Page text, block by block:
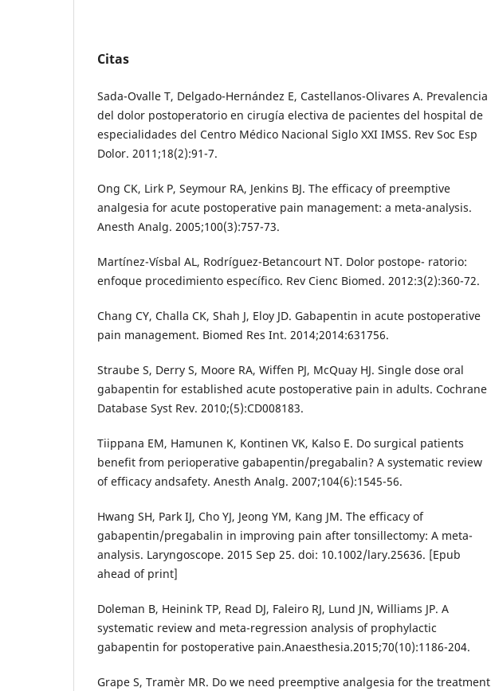
Citas
Sada-Ovalle T, Delgado-Hernández E, Castellanos-Olivares A. Prevalencia
del dolor postoperatorio en cirugía electiva de pacientes del hospital de
especialidades del Centro Médico Nacional Siglo XXI IMSS. Rev Soc Esp
Dolor. 2011;18(2):91-7.
Ong CK, Lirk P, Seymour RA, Jenkins BJ. The efficacy of preemptive
analgesia for acute postoperative pain management: a meta-analysis.
Anesth Analg. 2005;100(3):757-73.
Martínez-Vísbal AL, Rodríguez-Betancourt NT. Dolor postope- ratorio:
enfoque procedimiento específico. Rev Cienc Biomed. 2012:3(2):360-72.
Chang CY, Challa CK, Shah J, Eloy JD. Gabapentin in acute postoperative
pain management. Biomed Res Int. 2014;2014:631756.
Straube S, Derry S, Moore RA, Wiffen PJ, McQuay HJ. Single dose oral
gabapentin for established acute postoperative pain in adults. Cochrane
Database Syst Rev. 2010;(5):CD008183.
Tiippana EM, Hamunen K, Kontinen VK, Kalso E. Do surgical patients
benefit from perioperative gabapentin/pregabalin? A systematic review
of efficacy andsafety. Anesth Analg. 2007;104(6):1545-56.
Hwang SH, Park IJ, Cho YJ, Jeong YM, Kang JM. The efficacy of
gabapentin/pregabalin in improving pain after tonsillectomy: A meta-
analysis. Laryngoscope. 2015 Sep 25. doi: 10.1002/lary.25636. [Epub
ahead of print]
Doleman B, Heinink TP, Read DJ, Faleiro RJ, Lund JN, Williams JP. A
systematic review and meta-regression analysis of prophylactic
gabapentin for postoperative pain.Anaesthesia.2015;70(10):1186-204.
Grape S, Tramèr MR. Do we need preemptive analgesia for the treatment